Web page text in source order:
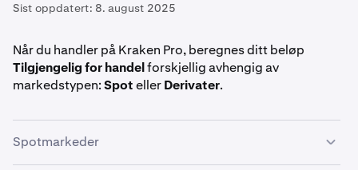
Sist oppdatert: 8. august 2025
Når du handler på Kraken Pro, beregnes ditt beløp
Tilgjengelig for handelforskjellig avhengig av
markedstypen:SpotellerDerivater.
Spotmarkeder